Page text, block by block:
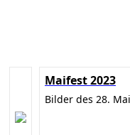
Maifest 2023
Bilder des 28.